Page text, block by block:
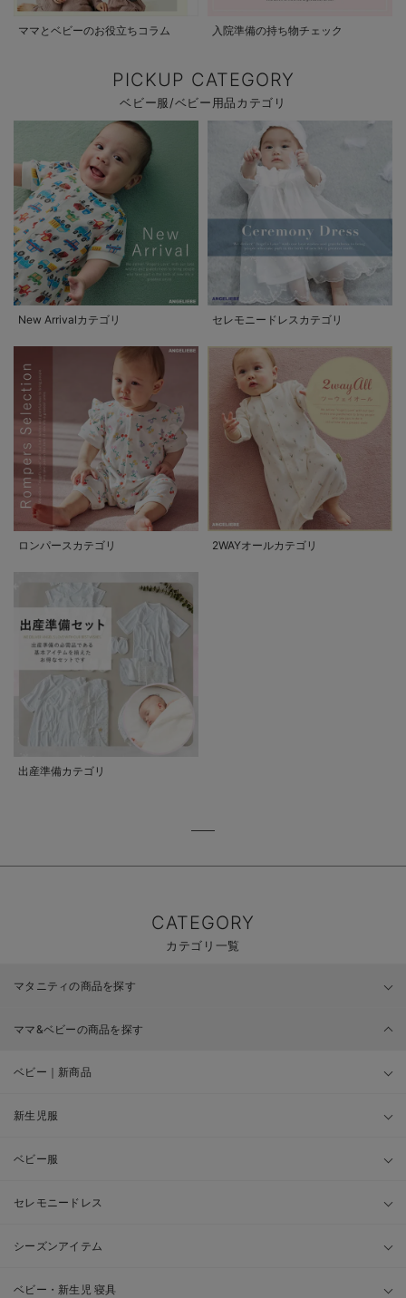
ママとベビーのお役立ちコラム 入院準備の持ち物チェック
PICKUP CATEGORY
ベビー服/ベビー用品カテゴリ
New Arrivalカテゴリ セレモニードレスカテゴリ
ロンパースカテゴリ 2WAYオールカテゴリ
出産準備カテゴリ
CATEGORY
カテゴリ一覧
マタニティの商品を探す
ママ&ベビーの商品を探す
ベビー｜新商品
新生児服
ベビー服
セレモニードレス
シーズンアイテム
ベビー・新生児 寝具